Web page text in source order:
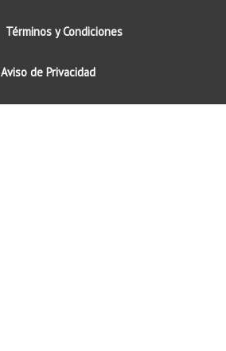
Términos y Condiciones
Aviso dePrivacidad